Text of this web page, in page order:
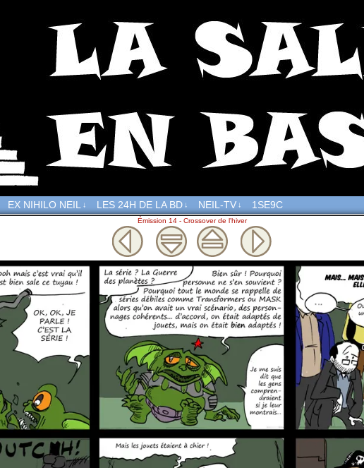
EX NIHILO NEIL ↓ LES 24H DE LA BD ↓ NEIL-TV ↓ 1SE9C
Émission 14 - Crossover de l'hiver